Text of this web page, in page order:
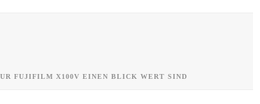
FUJIFILM X100V EINEN BLICK WERT SIND